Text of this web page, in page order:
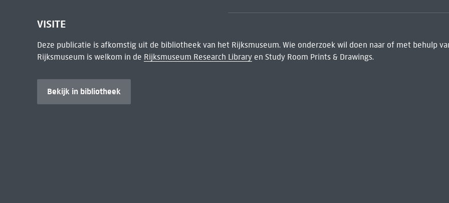
VISITE
Deze publicatie is afkomstig uit de bibliotheek van het Rijksmuseum. Wie onderzoek wil doen naar of met behulp
Rijksmuseum is welkom in de Rijksmuseum Research Libraryen Study Room Prints & Drawings.
Bekijk in bibliotheek